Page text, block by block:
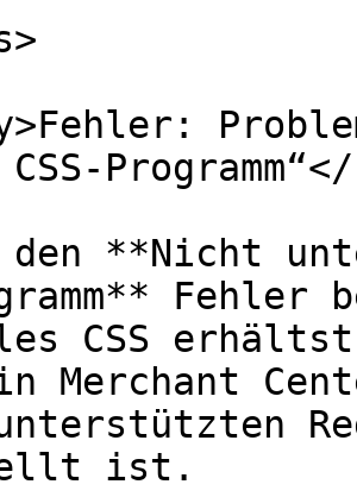
Programm“</
den **Nicht
Fehler
CSS
Merchant
ist.